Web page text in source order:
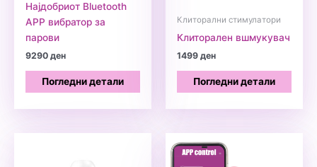
Најдобриот Bluetooth
APP вибратор за
парови
9290ден
Погледни детали
Клиторални стимулатори
Клиторален вшмукувач
1499ден
Погледни детали